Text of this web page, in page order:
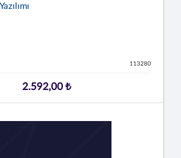
113280
2.592,00 ₺